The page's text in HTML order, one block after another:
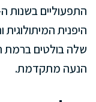
היפנית
שלה בולטים ברמת
הנעה מתקדמת.